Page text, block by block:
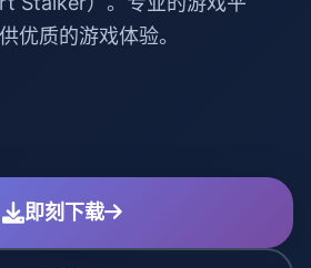
优质的游戏体验。
即刻下载